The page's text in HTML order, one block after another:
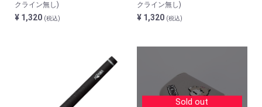
クライン無し)
¥ 1,320 (税込)
クライン無し)
¥ 1,320 (税込)
Sold out